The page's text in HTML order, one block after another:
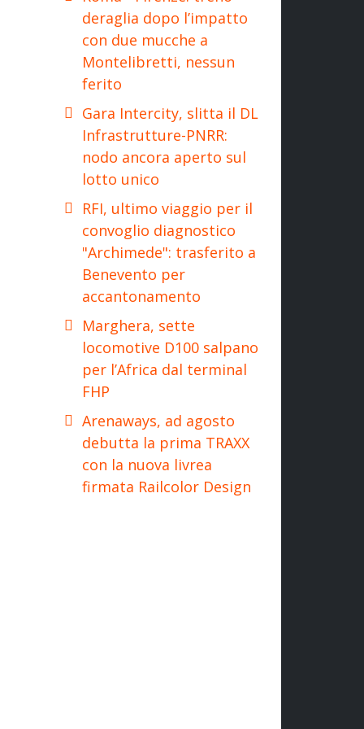
deraglia dopo l’impatto
con due mucche a
Montelibretti, nessun
ferito
Gara Intercity, slitta il DL
Infrastrutture-PNRR:
nodo ancora aperto sul
lotto unico
RFI, ultimo viaggio per il
convoglio diagnostico
"Archimede": trasferito a
Benevento per
accantonamento
Marghera, sette
locomotive D100 salpano
per l’Africa dal terminal
FHP
Arenaways, ad agosto
debutta la prima TRAXX
con la nuova livrea
firmata Railcolor Design